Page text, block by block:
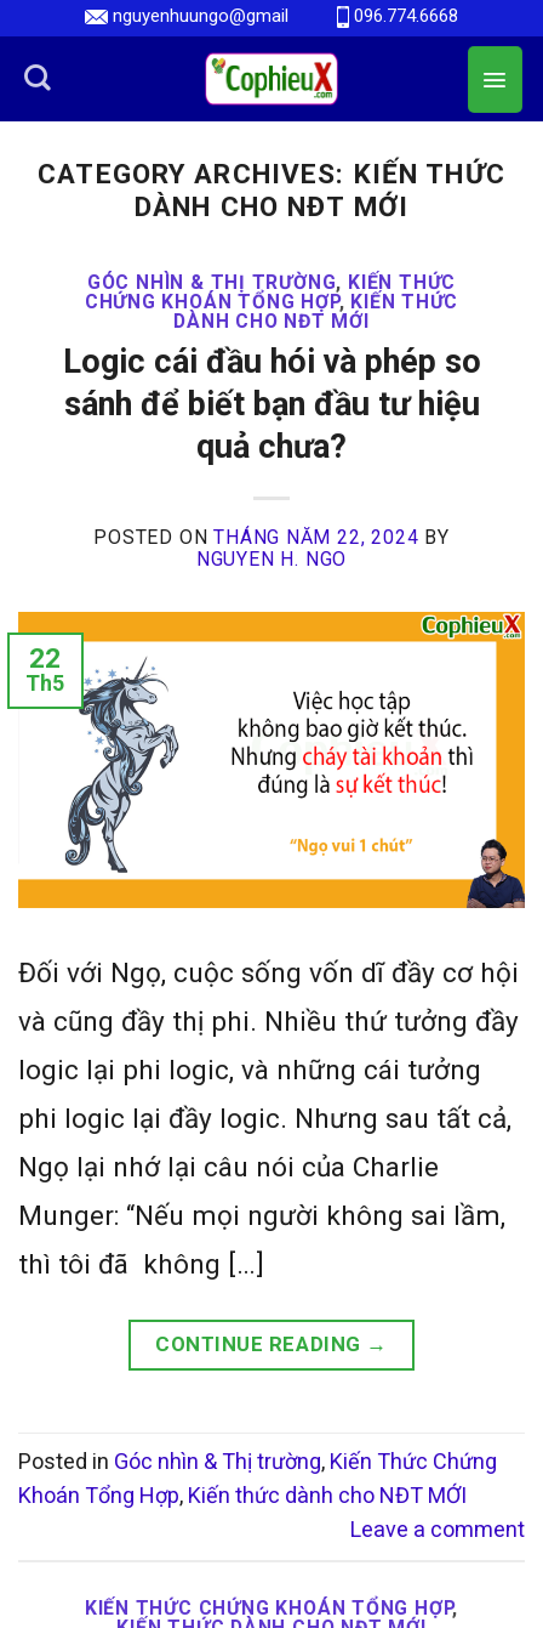
nguyenhuungo@gmail 096.774.6668
CATEGORY ARCHIVES: KIẾN THỨC
DÀNH CHO NĐT MỚI
GÓC NHÌN & THỊ TRƯỜNG, KIẾN THỨC
CHỨNG KHOÁN TỔNG HỢP, KIẾN THỨC
DÀNH CHO NĐT MỚI
Logic cái đầu hói và phép so
sánh để biết bạn đầu tư hiệu
quả chưa?
POSTED ONTHÁNG NĂM 22, 2024 BY
NGUYEN H. NGO
22
Th5
Đối với Ngọ, cuộc sống vốn dĩ đầy cơ hội
và cũng đầy thị phi. Nhiều thứ tưởng đầy
logic lại phi logic, và những cái tưởng
phi logic lại đầy logic. Nhưng sau tất cả,
Ngọ lại nhớ lại câu nói của Charlie
Munger: “Nếu mọi người không sai lầm,
thì tôi đã không […]
CONTINUE READING →
Posted in Góc nhìn & Thị trường, Kiến Thức Chứng
Khoán Tổng Hợp, Kiến thức dành cho NĐT MỚI
Leave a comment
KIẾN THỨC CHỨNG KHOÁN TỔNG HỢP,